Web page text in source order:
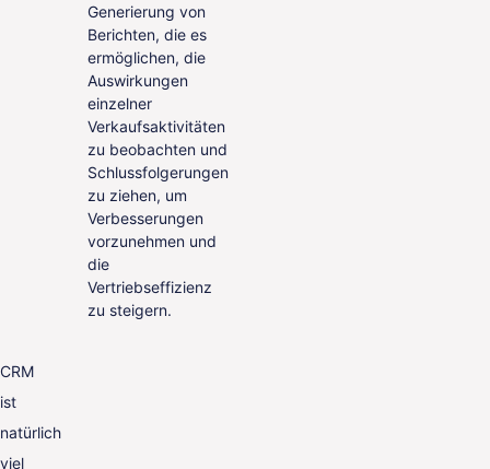
Generierung von
Berichten, die es
ermöglichen, die
Auswirkungen
einzelner
Verkaufsaktivitäten
zu beobachten und
Schlussfolgerungen
zu ziehen, um
Verbesserungen
vorzunehmen und
die
Vertriebseffizienz
zu steigern.
CRM
ist
natürlich
viel